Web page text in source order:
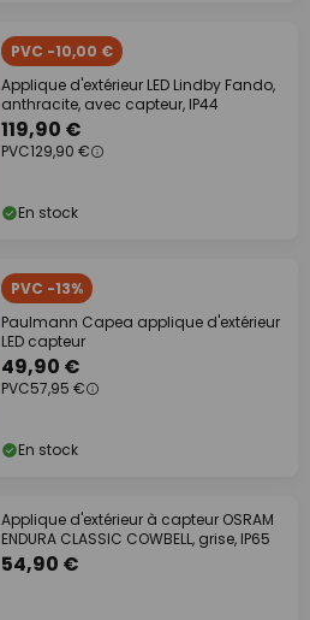
PVC -10,00 €
Applique d'extérieur LED Lindby Fando,
anthracite, avec capteur, IP44
119,90 €
PVC129,90 €
En stock
PVC -13%
Paulmann Capea applique d'extérieur
LED capteur
49,90 €
PVC57,95 €
En stock
Applique d'extérieur à capteur OSRAM
ENDURA CLASSIC COWBELL, grise, IP65
54,90 €